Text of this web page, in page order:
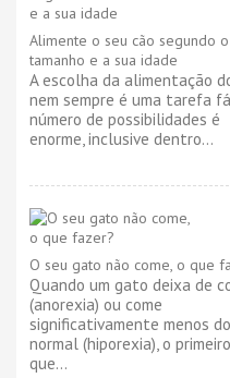
Alimente o seu cão segundo
tamanho e a sua idade
A escolha da alimentação
nem sempre é uma tarefa
número de possibilidades é
enorme, inclusive dentro...
O seu gato não come, o que
Quando um gato deixa de
(anorexia) ou come
significativamente menos do
normal (hiporexia), o primeiro
que...